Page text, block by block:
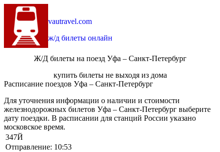
vautravel.com
ж/д билеты онлайн
Ж/Д билеты на поезд Уфа – Санкт-Петербург
купить билеты не выходя из дома
Расписание поездов Уфа – Санкт-Петербург
Для уточнения информации о наличии и стоимости
железнодорожных билетов Уфа – Санкт-Петербург выберите
дату поездки. В расписании для станций России указано
московское время.
347Й
Отправление: 10:53